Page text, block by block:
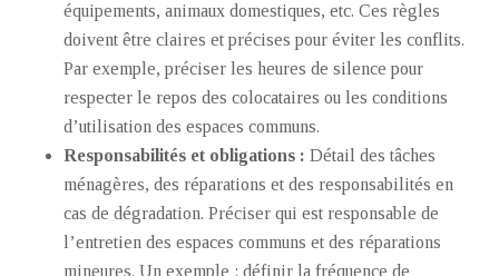
équipements, animaux domestiques, etc. Ces règles
doivent être claires et précises pour éviter les conflits.
Par exemple, préciser les heures de silence pour
respecter le repos des colocataires ou les conditions
d’utilisation des espaces communs.
Responsabilités et obligations : Détail des tâches
ménagères, des réparations et des responsabilités en
cas de dégradation. Préciser qui est responsable de
l’entretien des espaces communs et des réparations
mineures. Un exemple : définir la fréquence de